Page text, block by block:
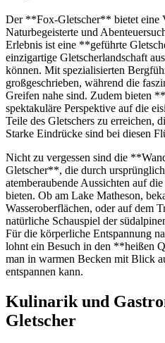
Der **Fox-Gletscher** bietet eine
Naturbegeisterte und
Erlebnis ist eine **geführte
einzigartige Gletscherlandschaft
können. Mit spezialisierten
großgeschrieben, während die
Greifen nahe sind. Zudem bieten
spektakuläre Perspektive auf die
Teile des Gletschers zu erreichen,
Starke Eindrücke sind bei diesen
Nicht zu vergessen sind die
Gletscher**, die durch
atemberaubende Aussichten auf
bieten. Ob am Lake Matheson,
Wasseroberflächen, oder auf dem
natürliche Schauspiel der
Für die körperliche Entspannung
lohnt ein Besuch in den **heißen
man in warmen Becken mit Blick
entspannen kann.
Kulinarik und
Gletscher